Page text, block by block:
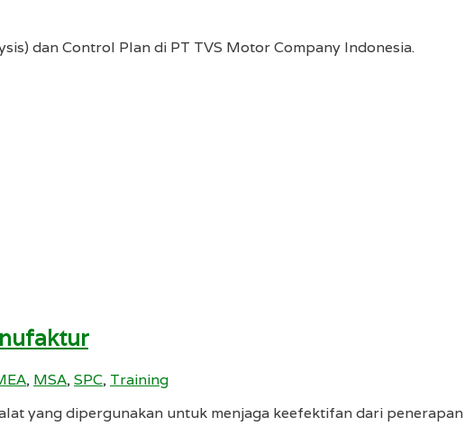
dan Control Plan di PT TVS Motor Company Indonesia.
, MSA,SPC, Training
yang dipergunakan untuk menjaga keefektifan dari penerapan